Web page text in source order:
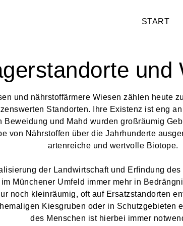
START
und
und nährstoffärmere Wiesen zählen heute
Standorten. Ihre Existenz ist eng
Beweidung und Mahd wurden großräumig
von Nährstoffen über die Jahrhunderte
artenreiche und wertvolle Biotope.
der Landwirtschaft und Erfindung
Münchener Umfeld immer mehr in
noch kleinräumig, oft auf Ersatzstandorten
Kiesgruben oder in Schutzgebieten
des Menschen ist hierbei immer